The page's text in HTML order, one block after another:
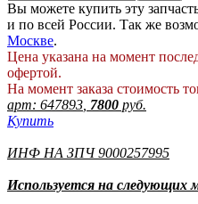
Вы можете купить эту
и по всей России. Так же
Москве.
Цена указана на момент
офертой.
На момент заказа стоимость
арт: 647893 7800 руб.
Купить
ИНФ НА ЗПЧ 9000257995
Используется на следующих